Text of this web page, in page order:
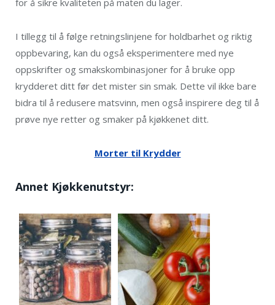
for å sikre kvaliteten på maten du lager.
I tillegg til å følge retningslinjene for holdbarhet og riktig
oppbevaring, kan du også eksperimentere med nye
oppskrifter og smakskombinasjoner for å bruke opp
krydderet ditt før det mister sin smak. Dette vil ikke bare
bidra til å redusere matsvinn, men også inspirere deg til å
prøve nye retter og smaker på kjøkkenet ditt.
Morter til Krydder
Annet Kjøkkenutstyr: